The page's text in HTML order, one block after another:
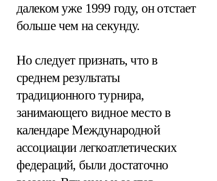
далеком уже 1999 году, он отстает
больше чем на секунду.
Но следует признать, что в
среднем результаты
традиционного турнира,
занимающего видное место в
календаре Международной
ассоциации легкоатлетических
федераций, были достаточно